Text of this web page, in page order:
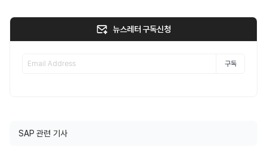
뉴스레터 구독신청
구독
SAP 관련 기사